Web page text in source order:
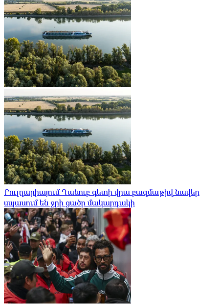
Բուլղարիայում Դանուբ գետի վրա բազմաթիվ նավեր
սպասում են ջրի ցածր մակարդակի